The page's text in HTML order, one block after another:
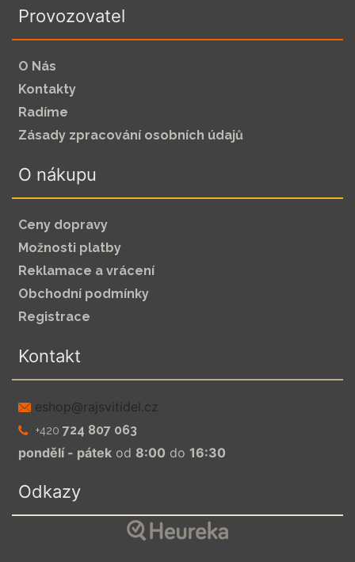
Provozovatel
O Nás
Kontakty
Radíme
Zásady zpracování osobních údajů
O nákupu
Ceny dopravy
Možnosti platby
Reklamace a vrácení
Obchodní podmínky
Registrace
Kontakt
zc.leditivsjar@pohse
+420 724 807 063
pondělí - pátek od 8:00 do 16:30
Odkazy